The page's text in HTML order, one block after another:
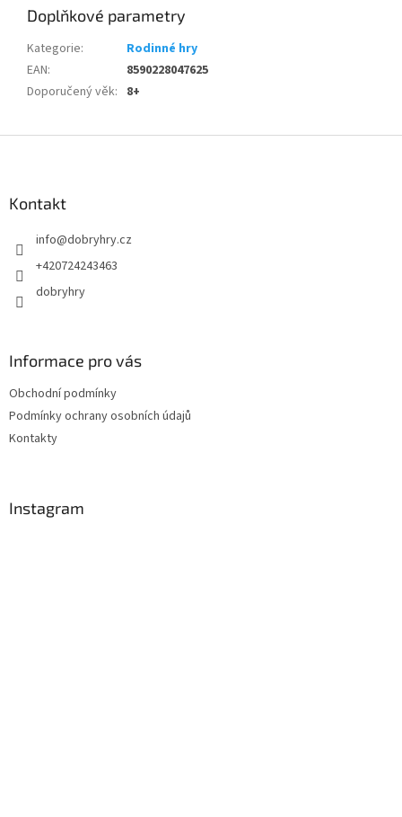
Doplňkové parametry
Kategorie:
Rodinné hry
EAN:
8590228047625
Doporučený věk: 8+
Kontakt
info@dobryhry.cz
+420724243463
dobryhry
Informace pro vás
Obchodní podmínky
Podmínky ochrany osobních údajů
Kontakty
Instagram